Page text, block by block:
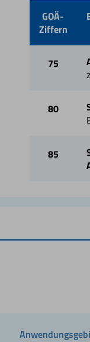
GOÄ-
Ziffern
75
80
85